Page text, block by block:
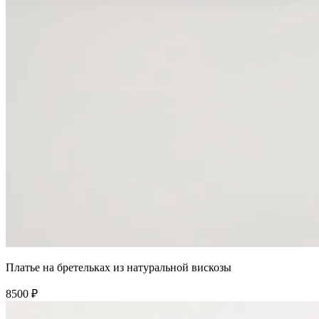
Платье на бретельках из натуральной вискозы
8500 ₽